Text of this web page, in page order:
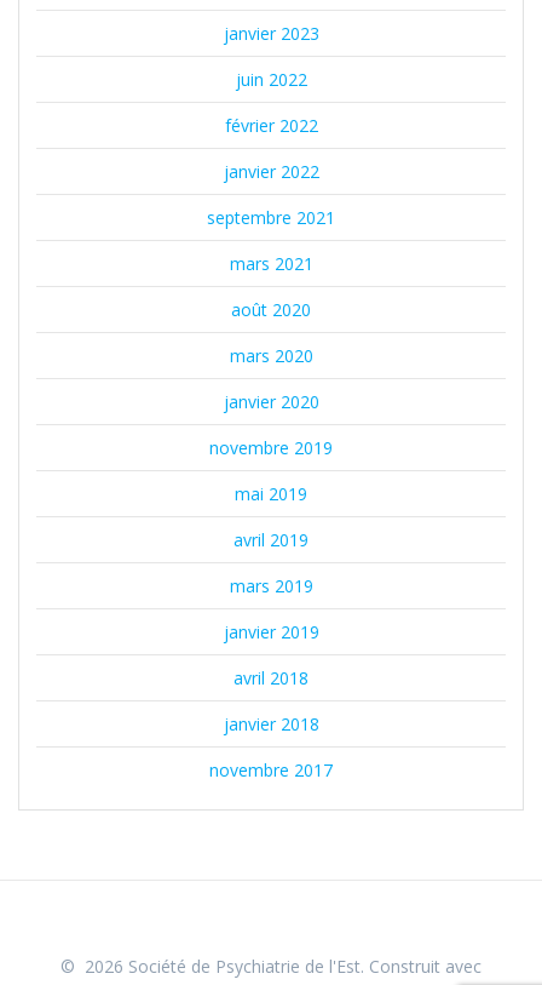
janvier 2023
juin 2022
février 2022
janvier 2022
septembre 2021
mars 2021
août 2020
mars 2020
janvier 2020
novembre 2019
mai 2019
avril 2019
mars 2019
janvier 2019
avril 2018
janvier 2018
novembre 2017
© 2026 Société de Psychiatrie de l'Est. Construit avec